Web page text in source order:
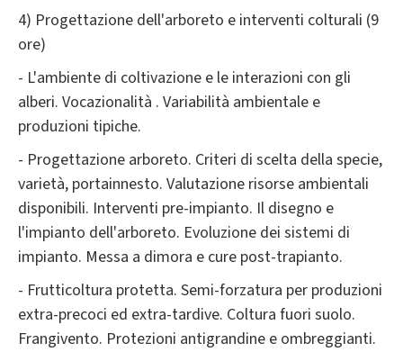
4) Progettazione dell'arboreto e interventi colturali (9
ore)
- L'ambiente di coltivazione e le interazioni con gli
alberi. Vocazionalità . Variabilità ambientale e
produzioni tipiche.
- Progettazione arboreto. Criteri di scelta della specie,
varietà, portainnesto. Valutazione risorse ambientali
disponibili. Interventi pre-impianto. Il disegno e
l'impianto dell'arboreto. Evoluzione dei sistemi di
impianto. Messa a dimora e cure post-trapianto.
- Frutticoltura protetta. Semi-forzatura per produzioni
extra-precoci ed extra-tardive. Coltura fuori suolo.
Frangivento. Protezioni antigrandine e ombreggianti.